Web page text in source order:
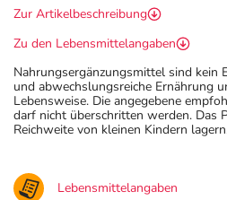
Zur Artikelbeschreibung
Zu den Lebensmittelangaben
Nahrungsergänzungsmittel sind kein
und abwechslungsreiche Ernährung
Lebensweise. Die angegebene
darf nicht überschritten werden. Das
Reichweite von kleinen Kindern
Lebensmittelangaben